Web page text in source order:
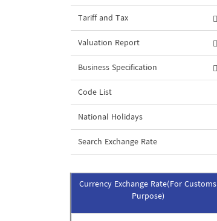
Tariff and Tax
Valuation Report
Business Specification
Code List
National Holidays
Search Exchange Rate
Currency Exchange Rate(For Customs
Purpose)